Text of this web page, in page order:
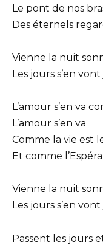
Le pont de nos
Des éternels
Vienne la nuit
Les jours s’en
L’amour s’en va
L’amour s’en va
Comme la vie est
Et comme
Vienne la nuit
Les jours s’en
Passent les jours